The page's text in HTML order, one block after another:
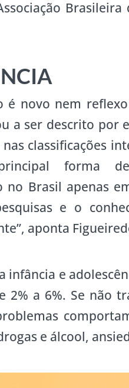
é novo nem
a ser descrito por
classificações
forma
no Brasil apenas
e o
aponta
infância e
2% a 6%. Se não
e álcool,